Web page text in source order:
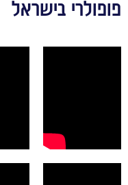
בישראל